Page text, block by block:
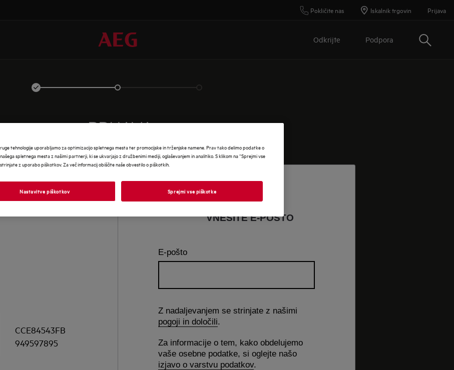
Pokličite nas Iskalnik trgovin Prijava
Odkrijte Podpora Išči
PRIJAVA
CCE84543FB
949597895
VNESITE E-POŠTO
E-pošto
Z nadaljevanjem se strinjate z našimi
pogoji in določili.
Za informacije o tem, kako obdelujemo
vaše osebne podatke, si oglejte našo
izjavo o varstvu podatkov.
tehnologije uporabljamo za optimizacijo spletnega mesta ter promocijske in trženjske namene. Prav tako delimo podatke o
spletnega mesta z našimi partnerji, ki se ukvarjajo z družbenimi mediji, oglaševanjem in analitiko. S klikom na “Sprejmi vse
z uporabo piškotkov. Za več informacij obiščite naše obvestilo o piškotkih.
Nastavitve piškotkov Sprejmi vse piškotke